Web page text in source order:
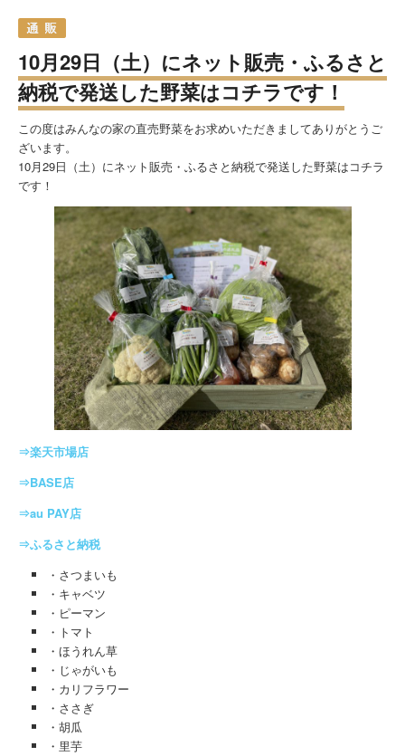
10月29日（土）にネット販売・ふるさと
納税で発送した野菜はコチラです！
この度はみんなの家の直売野菜をお求めいただきましてありがとうご
ざいます。
10月29日（土）にネット販売・ふるさと納税で発送した野菜はコチラ
です！
⇒楽天市場店
⇒BASE店
⇒au PAY店
⇒ふるさと納税
・さつまいも
・キャベツ
・ピーマン
・トマト
・ほうれん草
・じゃがいも
・カリフラワー
・ささぎ
・胡瓜
・里芋